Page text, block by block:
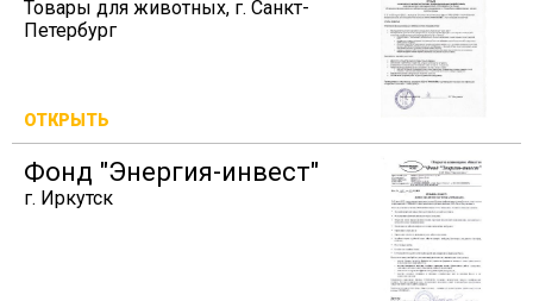
Товары для животных, г. Санкт-
Петербург
ОТКРЫТЬ
Фонд "Энергия-инвест"
г. Иркутск